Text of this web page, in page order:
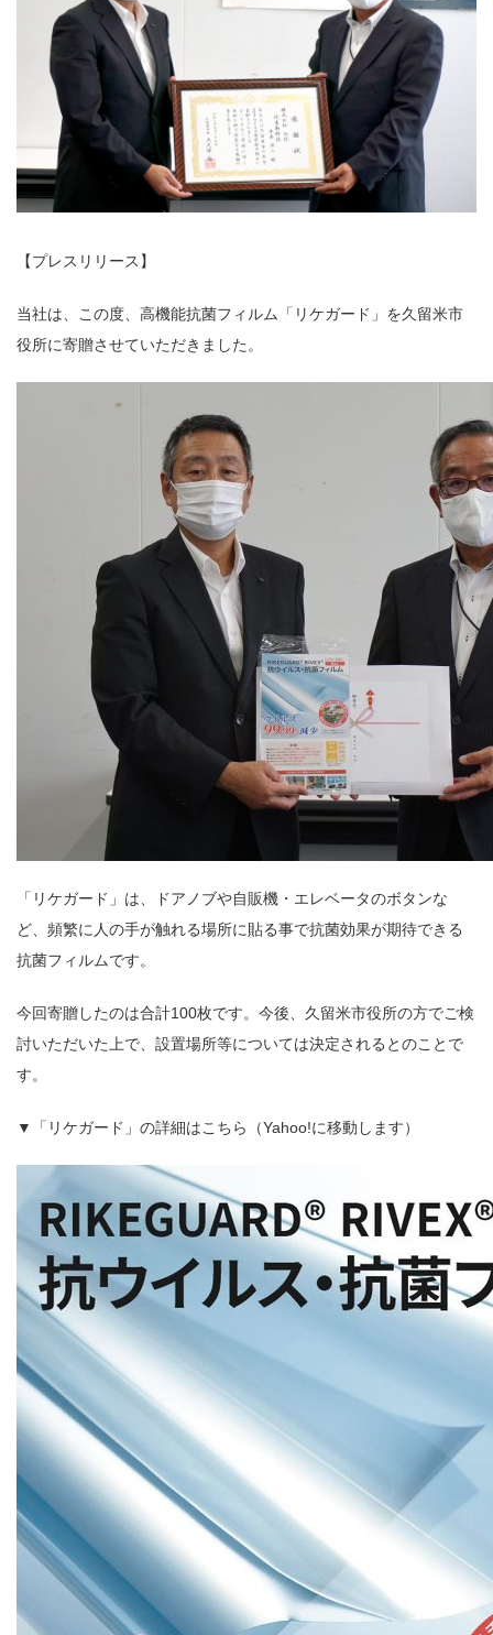
【プレスリリース】
当社は、この度、高機能抗菌フィルム「リケガード」を久留米市
役所に寄贈させていただきました。
「リケガード」は、ドアノブや自販機・エレベータのボタンな
ど、頻繁に人の手が触れる場所に貼る事で抗菌効果が期待できる
抗菌フィルムです。
今回寄贈したのは合計100枚です。今後、久留米市役所の方でご検
討いただいた上で、設置場所等については決定されるとのことで
す。
▼「リケガード」の詳細はこちら（Yahoo!に移動します）